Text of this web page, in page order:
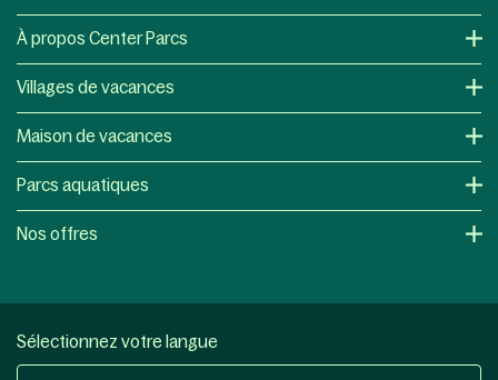
À propos Center Parcs
Villages de vacances
Maison de vacances
Parcs aquatiques
Nos offres
Sélectionnez votre langue